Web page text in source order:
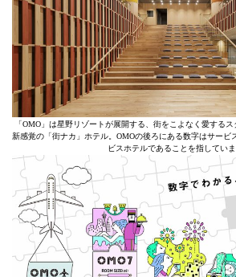
「OMO」は星野リゾートが展開する、街をこよなく愛する
新感覚の「街ナカ」ホテル。OMOの後ろにある数字はサービ
ビスホテルであることを指していま